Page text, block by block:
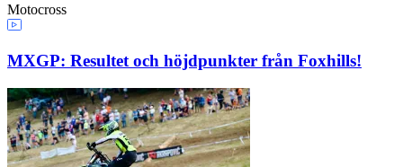
Motocross
MXGP: Resultet och höjdpunkter från Foxhills!